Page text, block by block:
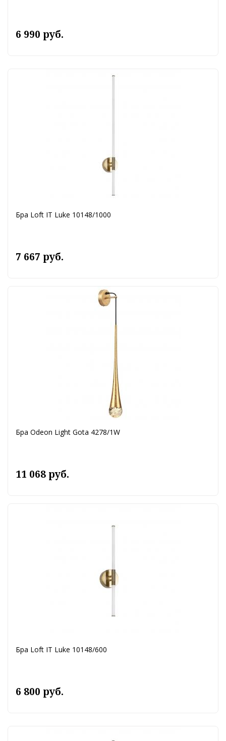
6 990 руб.
Бра Loft IT Luke 10148/1000
7 667 руб.
Бра Odeon Light Gota 4278/1W
11 068 руб.
Бра Loft IT Luke 10148/600
6 800 руб.